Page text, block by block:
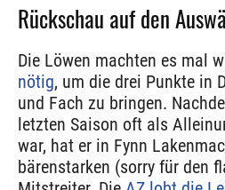
Rückschau auf den
Die Löwen machten es mal
nötig, um die drei Punkte in
und Fach zu bringen.
letzten Saison oft als
war, hat er in Fynn
bärenstarken (sorry für den